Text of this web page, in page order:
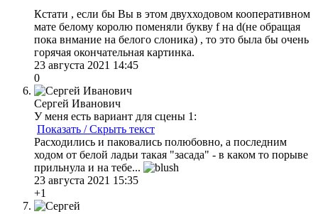
Кстати , если бы Вы в этом двухходовом кооперативном
мате белому королю поменяли букву f на d(не обращая
пока внмание на белого слоника) , то это была бы очень
горячая окончательная картинка.
23 августа 2021 14:45
0
Сергей Иванович
У меня есть вариант для сцены 1:
Показать / Скрыть текст
Расходились и паковались полюбовно, а последним
ходом от белой ладьи такая "засада" - в каком то порыве
прильнула и на тебе...
23 августа 2021 15:35
+1